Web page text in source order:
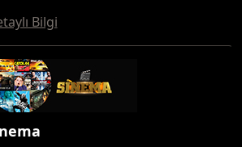
Bilgi